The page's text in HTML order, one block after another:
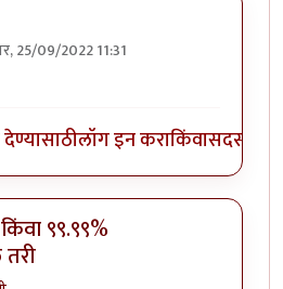
25/09/2022 11:31
देण्यासाठीलॉग इन कराकिंवासदस्य व्हा
९९.९९%